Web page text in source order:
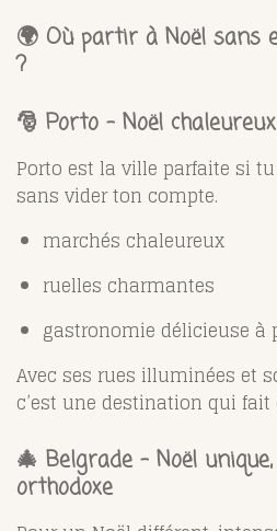
🌍 Où partir à Noël sans
?
🎅 Porto – Noël
Porto est la ville parfaite si
sans vider ton compte.
marchés chaleureux
ruelles charmantes
gastronomie délicieuse à
Avec ses rues illuminées et
c’est une destination qui fait
🎄 Belgrade – Noël
orthodoxe